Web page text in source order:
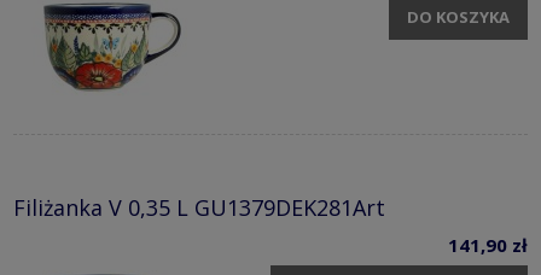
DO KOSZYKA
Filiżanka V 0,35 L GU1379DEK281Art
141,90 zł